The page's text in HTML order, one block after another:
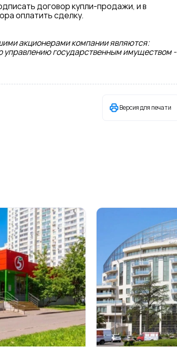
договор купли-продажи, и в
оплатить сделку.
акционерами компании являются:
управлению государственным имуществом -
Версия для печати